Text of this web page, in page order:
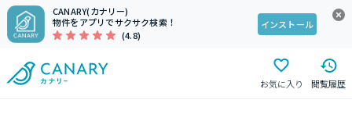
CANARY(カナリー)
物件をアプリでサクサク検索！
(4.8)
インストール
お気に入り 閲覧履歴